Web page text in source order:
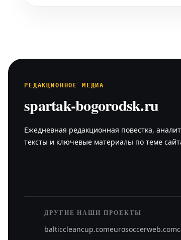
РЕДАКЦИОННОЕ МЕДИА
spartak-bogorodsk.ru
Ежедневная редакционная повестка,
тексты и ключевые материалы по теме
ДРУГИЕ НАШИ ПРОЕКТЫ
balticcleancup.comeurosoccerweb.com